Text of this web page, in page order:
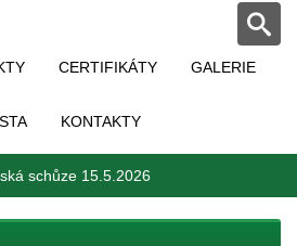
CERTIFIKÁTY GALERIE
KONTAKTY
schůze 15.5.2026